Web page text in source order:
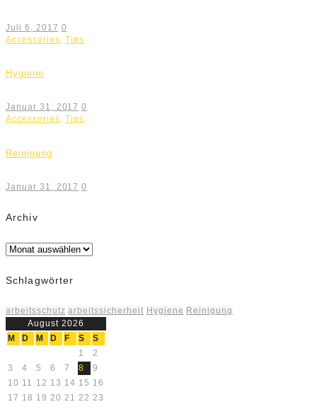
Juli 6, 2017 0
Accessories ,Tips
Hygiene
Januar 31, 2017 0
Accessories,Tips
Reinigung
Januar 31, 2017 0
Archiv
Archiv
Schlagwörter
arbeitsschutz arbeitssicherheit Hygiene Reinigung
August 2026
M
D M D F S
S
1
2
3
4 5 6 7 8
9
10 11 12 13 14 15 16
17 18 19 20 21 22 23